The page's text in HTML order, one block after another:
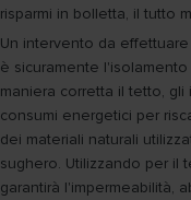
risparmi in bolletta, il tutto
Un intervento da
è sicuramente
maniera corretta il tetto,
consumi energetici per
dei materiali naturali
sughero. Utilizzando per il
garantirà l'impermeabilità,